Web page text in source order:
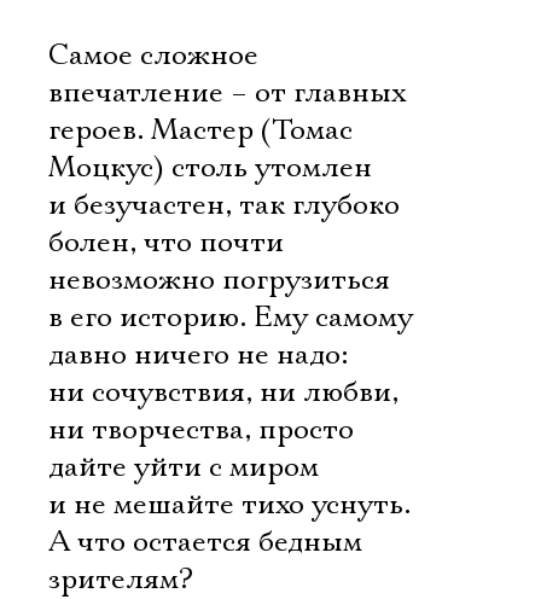
Самое сложное
впечатление – от главных
героев. Мастер (Томас
Моцкус) столь утомлен
и безучастен, так глубоко
болен, что почти
невозможно погрузиться
в его историю. Ему самому
давно ничего не надо:
ни сочувствия, ни любви,
ни творчества, просто
дайте уйти с миром
и не мешайте тихо уснуть.
А что остается бедным
зрителям?